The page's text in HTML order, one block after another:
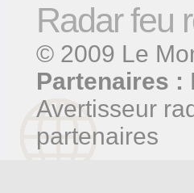
Radar feu
© 2009 Le
Partenaires :
Avertisseur
partenaires